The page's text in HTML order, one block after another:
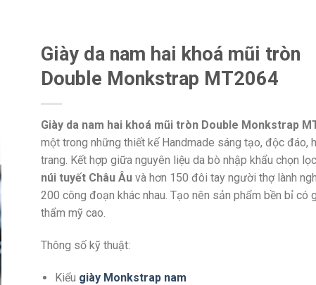
Giày da nam hai khoá mũi tròn
Double Monkstrap MT2064
Giày da nam hai khoá mũi tròn Double Monkstrap
một trong những thiết kế Handmade sáng tạo, độc đáo,
trang. Kết hợp giữa nguyên liệu da bò nhập khẩu chọn
núi tuyết Châu Âuvà hơn 150 đôi tay người thợ lành
200 công đoạn khác nhau. Tạo nên sản phẩm bền bỉ có
thẩm mỹ cao.
Thông số kỹ thuật:
Kiểu giày Monkstrap nam